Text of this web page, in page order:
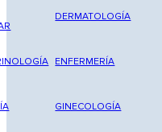
DERMATOLOGÍA
ENFERMERÍA
GINECOLOGÍA